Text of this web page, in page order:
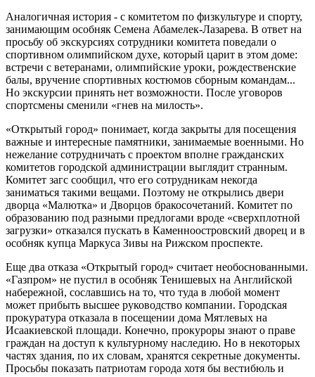
Аналогичная история - с комитетом по физкультуре и спорту,
занимающим особняк Семена Абамелек-Лазарева. В ответ на
просьбу об экскурсиях сотрудники комитета поведали о
спортивном олимпийском духе, который царит в этом доме:
встречи с ветеранами, олимпийские уроки, рождественские
балы, вручение спортивных костюмов сборным командам...
Но экскурсии принять нет возможности. После уговоров
спортсмены сменили «гнев на милость».
«Открытый город» понимает, когда закрыты для посещения
важные и интересные памятники, занимаемые военными. Но
нежелание сотрудничать с проектом вполне гражданских
комитетов городской администрации выглядит странным.
Комитет загс сообщил, что его сотрудникам некогда
заниматься такими вещами. Поэтому не открылись двери
дворца «Малютка» и Дворцов бракосочетаний. Комитет по
образованию под разными предлогами вроде «сверхплотной
загрузки» отказался пускать в Каменноостровский дворец и в
особняк купца Маркуса Зивы на Рижском проспекте.
Еще два отказа «Открытый город» считает необоснованными.
«Газпром» не пустил в особняк Тенишевых на Английской
набережной, сославшись на то, что туда в любой момент
может прибыть высшее руководство компании. Городская
прокуратура отказала в посещении дома Мятлевых на
Исаакиевской площади. Конечно, прокуроры знают о праве
граждан на доступ к культурному наследию. Но в некоторых
частях здания, по их словам, хранятся секретные документы.
Просьбы показать патриотам города хотя бы вестибюль и